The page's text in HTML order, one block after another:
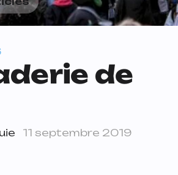
de
11 septembre 2019